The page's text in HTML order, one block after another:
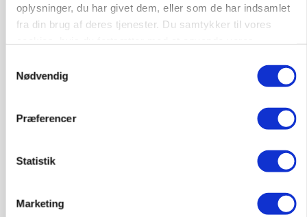
oplysninger, du har givet dem, eller som de har indsamlet
fra din brug af deres tjenester. Du samtykker til vores
Nødvendig
Præferencer
Statistik
Marketing
POLITIK
»Nu stopper I«: Landbrugsdebattør og